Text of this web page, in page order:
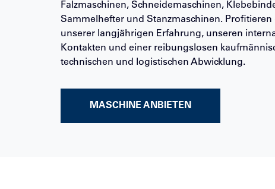
Falzmaschinen, Schneidemaschinen,
Sammelhefter und Stanzmaschinen. Profitieren
unserer langjährigen Erfahrung, unseren
Kontakten und einer reibungslosen
technischen und logistischen Abwicklung.
MASCHINE ANBIETEN